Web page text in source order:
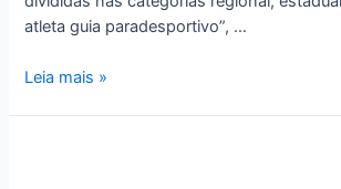
atleta guia paradesportivo”, …
Leia mais »